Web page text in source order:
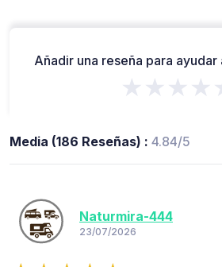
Añadir una reseña para ayudar
Media (186 Reseñas) : 4.84/5
Naturmira-444
23/07/2026